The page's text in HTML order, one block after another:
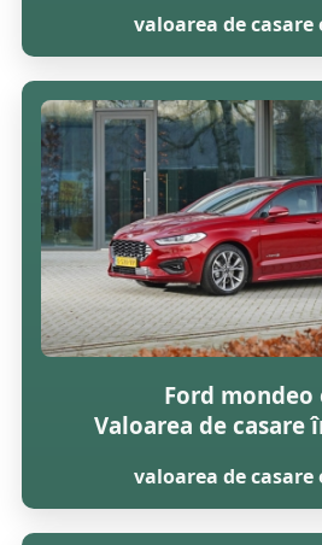
valoarea de casare
Ford mondeo
Valoarea de casare
valoarea de casare